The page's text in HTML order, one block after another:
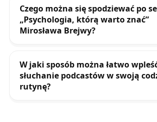
Czego można się spodziewać po
„Psychologia, którą warto znać”
Mirosława Brejwy?
W jaki sposób można łatwo
słuchanie podcastów w swoją
rutynę?